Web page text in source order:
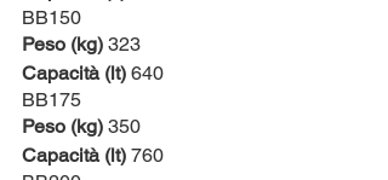
BB150
Peso (kg) 323
Capacità (lt) 640
BB175
Peso (kg) 350
Capacità (lt) 760